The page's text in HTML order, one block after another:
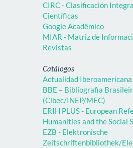
CIRC - Clasificación
Científicas
Google Acadêmico
MIAR - Matriz de
Revistas
Catálogos
Actualidad Iberoamericana
BBE – Bibliografia
(Cibec/INEP/MEC)
ERIH PLUS - European
Humanities and the Social
EZB - Elektronische
Zeitschriftenbibliothek/